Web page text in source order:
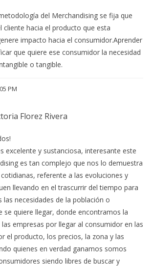
del Merchandising se fija que
cliente hacia el producto que esta
impacto hacia el consumidor.Aprender
que quiere ese consumidor la necesidad
o tangible.
PM
Florez Rivera
excelente y sustanciosa, interesante este
es tan complejo que nos lo demuestra
referente a las evoluciones y
llevando en el trascurrir del tiempo para
las necesidades de la población o
se quiere llegar, donde encontramos la
empresas por llegar al consumidor en las
el producto, los precios, la zona y las
quienes en verdad ganamos somos
siendo libres de buscar y